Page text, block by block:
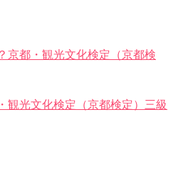
京都・観光文化検定（京都検
観光文化検定（京都検定）三級